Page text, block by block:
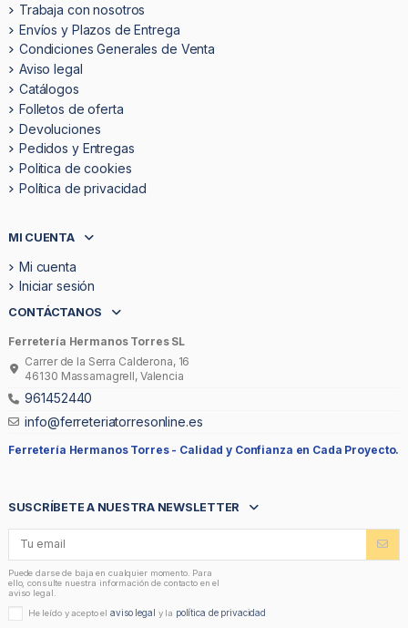
Trabaja con nosotros
Envíos y Plazos de Entrega
Condiciones Generales de Venta
Aviso legal
Catálogos
Folletos de oferta
Devoluciones
Pedidos y Entregas
Politica de cookies
Política de privacidad
MI CUENTA
Mi cuenta
Iniciar sesión
CONTÁCTANOS
Ferretería Hermanos Torres SL
Carrer de la Serra Calderona, 16
46130 Massamagrell, Valencia
961452440
info@ferreteriatorresonline.es
Ferretería Hermanos Torres - Calidad y Confianza en Cada Proyecto.
SUSCRÍBETE A NUESTRA NEWSLETTER
Puede darse de baja en cualquier momento. Para
ello, consulte nuestra información de contacto en el
aviso legal.
He leído y acepto elaviso legal y la política de privacidad